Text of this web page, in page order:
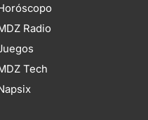
Radio
Tech